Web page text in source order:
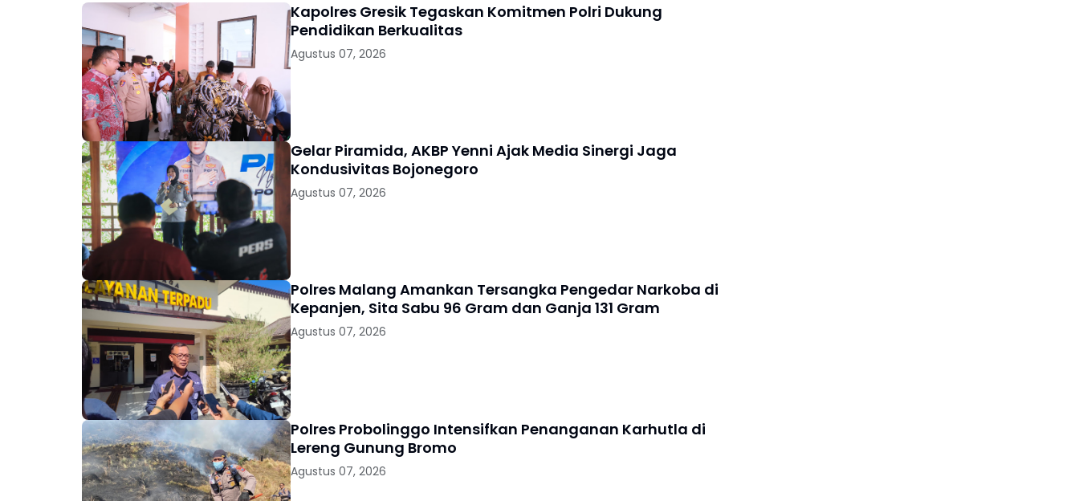
Kapolres Gresik Tegaskan Komitmen Polri Dukung
Pendidikan Berkualitas
Agustus 07, 2026
Gelar Piramida, AKBP Yenni Ajak Media Sinergi Jaga
Kondusivitas Bojonegoro
Agustus 07, 2026
Polres Malang Amankan Tersangka Pengedar Narkoba di
Kepanjen, Sita Sabu 96 Gram dan Ganja 131 Gram
Agustus 07, 2026
Polres Probolinggo Intensifkan Penanganan Karhutla di
Lereng Gunung Bromo
Agustus 07, 2026